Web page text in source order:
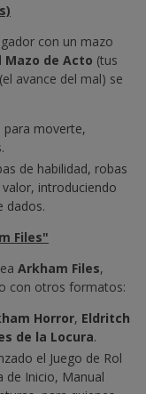
con un mazo
Mazo de Acto (tus
(el avance del mal) se
para moverte,
de habilidad, robas
introduciendo
dados.
Files"
Arkham Files,
con otros formatos:
Horror, Eldritch
de la Locura.
el Juego de Rol
de Inicio, Manual